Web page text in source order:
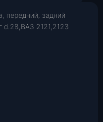
передний, задний
d.28,ВАЗ 2121,2123